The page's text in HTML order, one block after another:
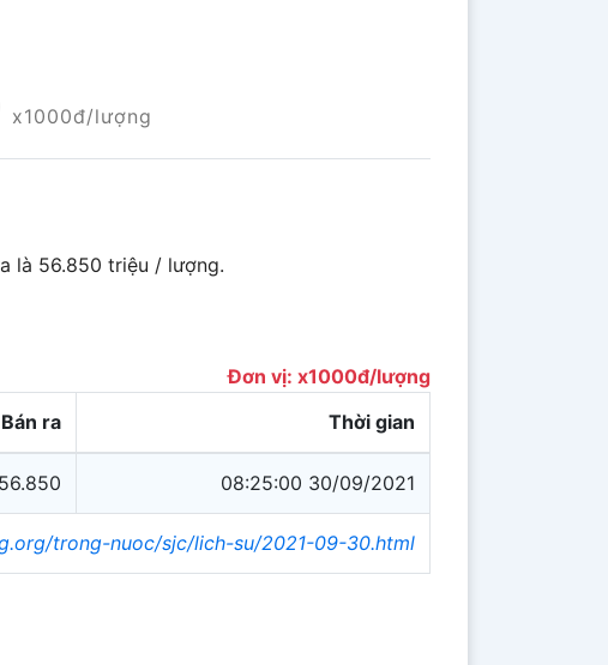
x1000đ/lượng
là 56.850 triệu / lượng.
Đơn vị: x1000đ/lượng
Bán ra Thời gian
56.850 08:25:00 30/09/2021
trong-nuoc/sjc/lich-su/2021-09-30.html